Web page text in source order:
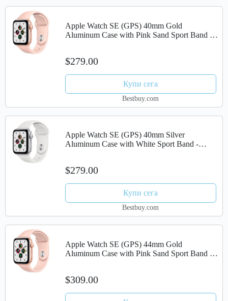
Apple Watch SE (GPS) 40mm Gold
Aluminum Case with Pink Sand Sport Band -
$279.00
Купи сега
Bestbuy.com
Apple Watch SE (GPS) 40mm Silver
Aluminum Case with White Sport Band -
$279.00
Купи сега
Bestbuy.com
Apple Watch SE (GPS) 44mm Gold
Aluminum Case with Pink Sand Sport Band -
$309.00